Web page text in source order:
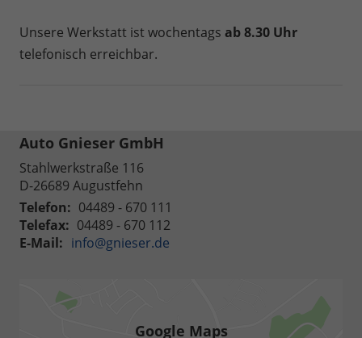
Unsere Werkstatt ist wochentags ab 8.30 Uhr
telefonisch erreichbar.
Auto Gnieser GmbH
Stahlwerkstraße 116
D-26689 Augustfehn
Telefon: 04489 - 670 111
Telefax: 04489 - 670 112
E-Mail: info@gnieser.de
Google Maps